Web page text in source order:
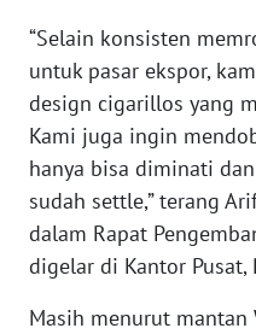
“Selain konsisten
untuk pasar ekspor,
design cigarillos yang
Kami juga ingin
hanya bisa diminati
sudah settle,” terang
dalam Rapat
digelar di Kantor Pusat,
Masih menurut mantan
PEDOMAN
MEDIA
SIBER
REDAKSI
KARIR